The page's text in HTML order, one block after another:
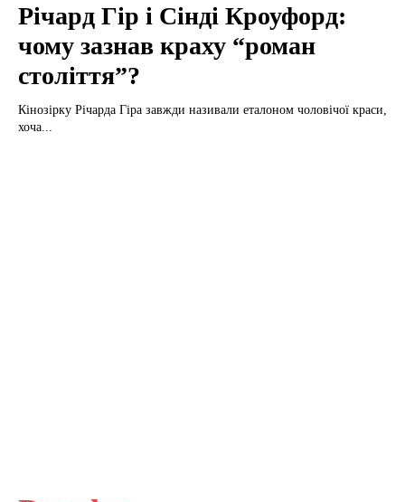
Річард Гір і Сінді Кроуфорд:
чому зазнав краху “роман
століття”?
Кінозірку Річарда Гіра завжди називали еталоном чоловічої краси,
хоча...